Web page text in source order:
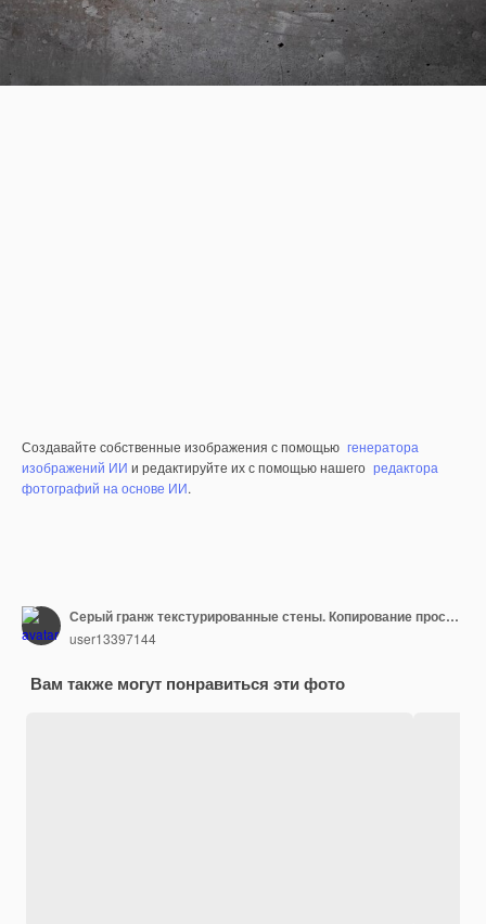
Создавайте собственные изображения с помощью генератора
изображений ИИ и редактируйте их с помощью нашего редактора
фотографий на основе ИИ.
Серый гранж текстурированные стены. Копирование пространства, асфальт фон
user13397144
Вам также могут понравиться эти фото